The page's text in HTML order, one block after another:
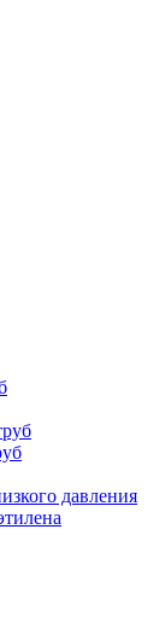
давления